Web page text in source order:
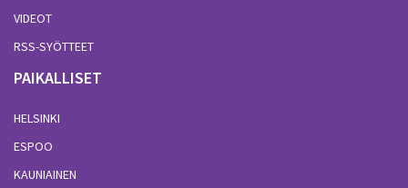
VIDEOT
RSS-SYÖTTEET
PAIKALLISET
HELSINKI
ESPOO
KAUNIAINEN